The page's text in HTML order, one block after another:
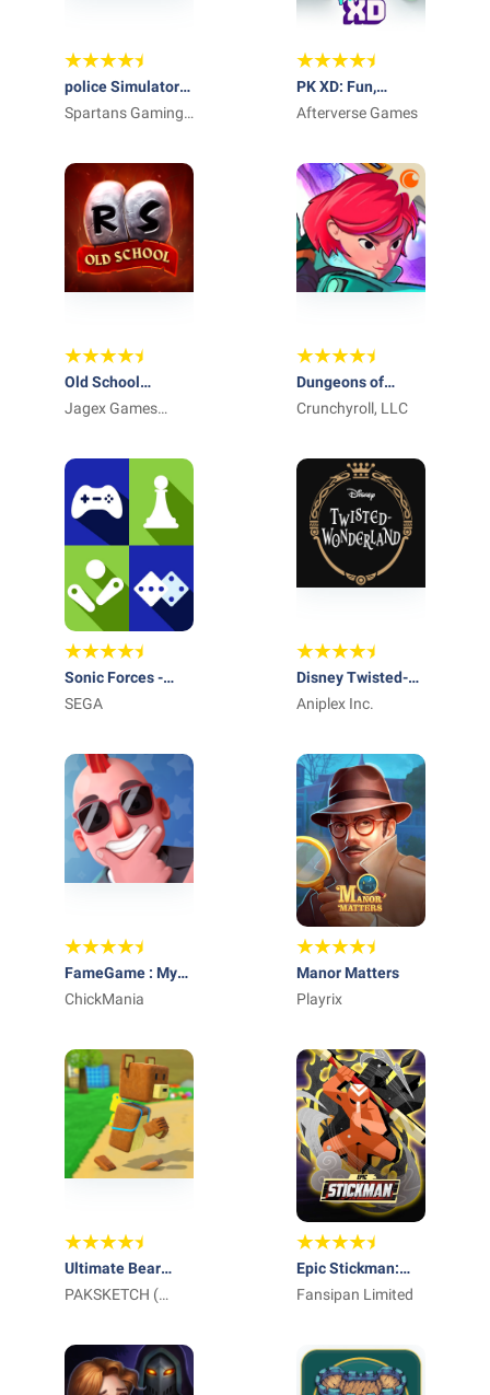
police Simulator:
police car
Spartans Gaming
PK XD: Fun,
friends & games
Afterverse Games
Old School
RuneScape
Jagex Games
Dungeons of
Hinterberg
Crunchyroll, LLC
Sonic Forces -
Biegowe bitwy
SEGA
Disney Twisted-
Wonderland
Aniplex Inc.
FameGame : My
Influencer Life
ChickMania
Manor Matters
Playrix
Ultimate Bear
Adventure Super
PAKSKETCH (
LIMITED
Epic Stickman:
Idle RPG War
Fansipan Limited